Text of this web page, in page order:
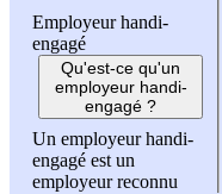
Employeur handi-
engagé
Qu'est-ce qu'un
employeur handi-
engagé ?
Un employeur handi-
engagé est un
employeur reconnu